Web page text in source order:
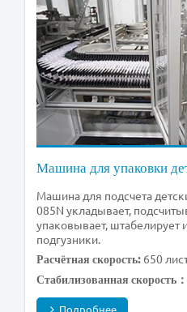
Машина для упаковки
Машина для подсчета
085N укладывает,
упаковывает, штабелирует
подгузники.
Расчётная скорость: 650
Стабилизованная скорость：
Подробнее